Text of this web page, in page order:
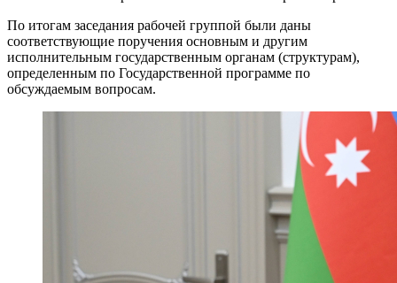
По итогам заседания рабочей группой были даны
соответствующие поручения основным и другим
исполнительным государственным органам (структурам),
определенным по Государственной программе по
обсуждаемым вопросам.